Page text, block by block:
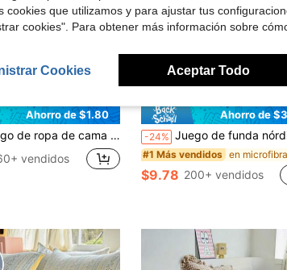
Ahorro de $1.80
con patrón de lunares finos blancos, suave, transpirable y resistente a las arrugas, promueve un mejor sueño, estilo de hotel de lujo, regalo para padres y amigos, funda nórdica reversible de doble color*1 funda de almohada*1/2, extra grande/grande/doble/individual
vendidos
6
Ahorro de
-24% Juego de funda nórdica de satén con volantes 2/3 piezas, ropa de cama para dormitorio, juego de ropa de cama con estampado de leopardo negro, decoración de habitación acogedora, transpirable y amigable con la piel, súper suave y anti-pilling, sin relleno de edredón, apto para cama individual/doble/queen/king, para todas las
#1 Más vendidos
$9.78 200+ vendidos
cookies que utilizamos y para ajustar tus
cookies". Para obtener más información sobre
Cookies Aceptar Todo